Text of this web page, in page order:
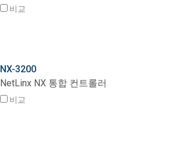
비교
NX-3200
NetLinx NX 통합 컨트롤러
비교